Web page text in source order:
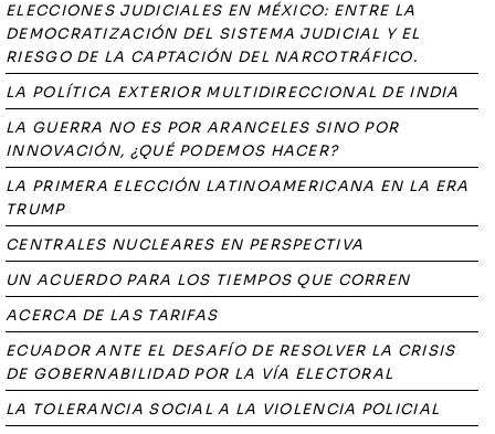
ELECCIONES JUDICIALES EN MÉXICO: ENTRE LA
DEMOCRATIZACIÓN DEL SISTEMA JUDICIAL Y EL
RIESGO DE LA CAPTACIÓN DEL NARCOTRÁFICO.
LA POLÍTICA EXTERIOR MULTIDIRECCIONAL DE INDIA
LA GUERRA NO ES POR ARANCELES SINO POR
INNOVACIÓN, ¿QUÉ PODEMOS HACER?
LA PRIMERA ELECCIÓN LATINOAMERICANA EN LA ERA
TRUMP
CENTRALES NUCLEARES EN PERSPECTIVA
UN ACUERDO PARA LOS TIEMPOS QUE CORREN
ACERCA DE LAS TARIFAS
ECUADOR ANTE EL DESAFÍO DE RESOLVER LA CRISIS
DE GOBERNABILIDAD POR LA VÍA ELECTORAL
LA TOLERANCIA SOCIAL A LA VIOLENCIA POLICIAL